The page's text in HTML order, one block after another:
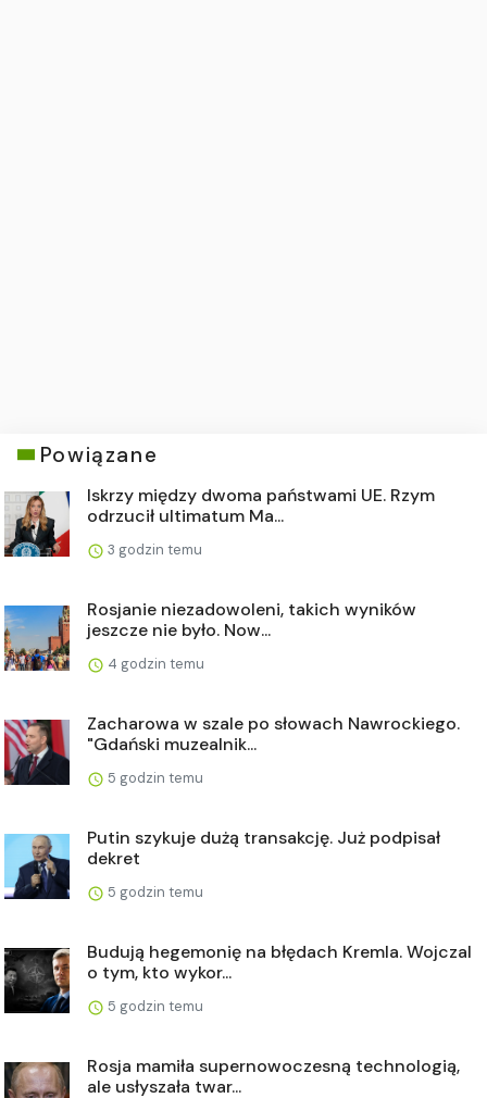
Powiązane
Iskrzy między dwoma państwami UE. Rzym
odrzucił ultimatum Ma...
3 godzin temu
Rosjanie niezadowoleni, takich wyników
jeszcze nie było. Now...
4 godzin temu
Zacharowa w szale po słowach Nawrockiego.
"Gdański muzealnik...
5 godzin temu
Putin szykuje dużą transakcję. Już podpisał
dekret
5 godzin temu
Budują hegemonię na błędach Kremla. Wojczal
o tym, kto wykor...
5 godzin temu
Rosja mamiła supernowoczesną technologią,
ale usłyszała twar...